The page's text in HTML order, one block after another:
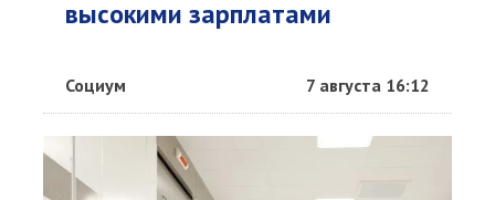
высокими зарплатами
Социум 7 августа 16:12